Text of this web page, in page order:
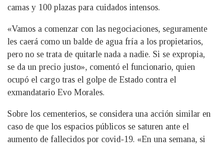
camas y 100 plazas para cuidados intensos.
«Vamos a comenzar con las negociaciones, seguramente
les caerá como un balde de agua fría a los propietarios,
pero no se trata de quitarle nada a nadie. Si se expropia,
se da un precio justo», comentó el funcionario, quien
ocupó el cargo tras el golpe de Estado contra el
exmandatario Evo Morales.
Sobre los cementerios, se considera una acción similar en
caso de que los espacios públicos se saturen ante el
aumento de fallecidos por covid-19. «En una semana, si